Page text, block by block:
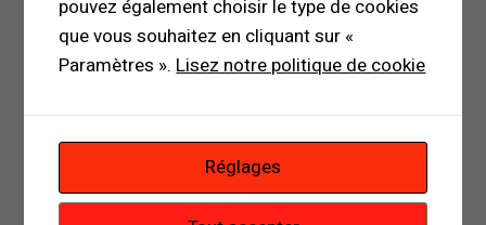
Publications similaires
pouvez également choisir le type de cookies
que vous souhaitez en cliquant sur «
Paramètres ». Lisez notre politique de cookie
Réglages